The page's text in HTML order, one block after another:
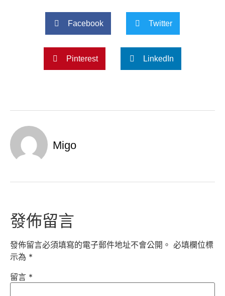
Facebook Twitter
Pinterest LinkedIn
Migo
發佈留言
發佈留言必須填寫的電子郵件地址不會公開。 必填欄位標
示為 *
留言 *